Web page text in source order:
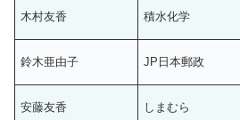
木村友香 積水化学
鈴木亜由子 JP日本郵政
安藤友香 しまむら